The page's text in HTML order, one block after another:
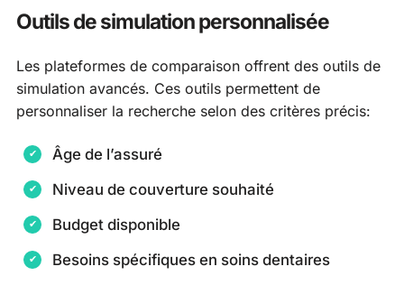
Outils de simulation personnalisée
Les plateformes de comparaison offrent des outils de
simulation avancés. Ces outils permettent de
personnaliser la recherche selon des critères précis:
Âge de l’assuré
Niveau de couverture souhaité
Budget disponible
Besoins spécifiques en soins dentaires